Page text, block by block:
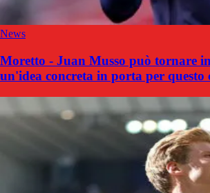
News
Moretto - Juan Musso può tornare
un'idea concreta in porta per questo